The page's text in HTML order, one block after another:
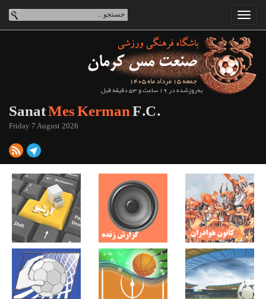
جمعه 15 مرداد ماه 1405
به‌روزشده در 19 ساعت و 53 دقیقه قبل
SanatMes KermanF.C.
Friday 7 August 2026